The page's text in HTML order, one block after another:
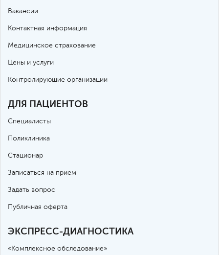
Вакансии
Контактная информация
Медицинское страхование
Цены и услуги
Контролирующие организации
ДЛЯ ПАЦИЕНТОВ
Специалисты
Поликлиника
Стационар
Записаться на прием
Задать вопрос
Публичная оферта
ЭКСПРЕСС-ДИАГНОСТИКА
«Комплексное обследование»